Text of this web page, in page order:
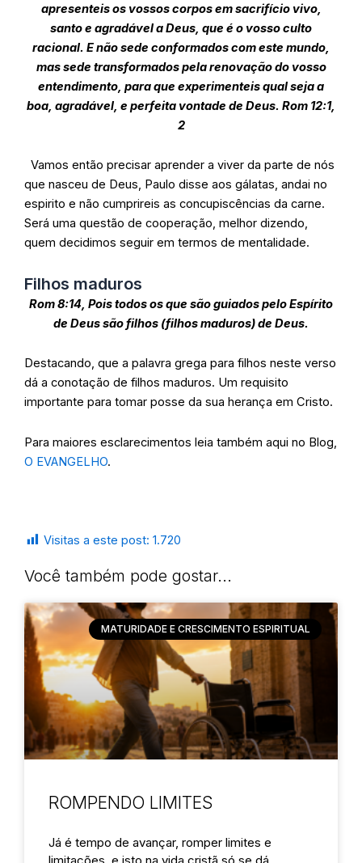
apresenteis os vossos corpos em sacrifício vivo,
santo e agradável a Deus, que é o vosso culto
racional. E não sede conformados com este mundo,
mas sede transformados pela renovação do vosso
entendimento, para que experimenteis qual seja a
boa, agradável, e perfeita vontade de Deus. Rom 12:1,
2
Vamos então precisar aprender a viver da parte de nós
que nasceu de Deus, Paulo disse aos gálatas, andai no
espirito e não cumprireis as concupiscências da carne.
Será uma questão de cooperação, melhor dizendo,
quem decidimos seguir em termos de mentalidade.
Filhos maduros
Rom 8:14, Pois todos os que são guiados pelo Espírito
de Deus são filhos (filhos maduros) de Deus.
Destacando, que a palavra grega para filhos neste verso
dá a conotação de filhos maduros. Um requisito
importante para tomar posse da sua herança em Cristo.
Para maiores esclarecimentos leia também aqui no Blog,
O EVANGELHO.
Visitas a este post: 1.720
Você também pode gostar...
MATURIDADE E CRESCIMENTO ESPIRITUAL
ROMPENDO LIMITES
Já é tempo de avançar, romper limites e